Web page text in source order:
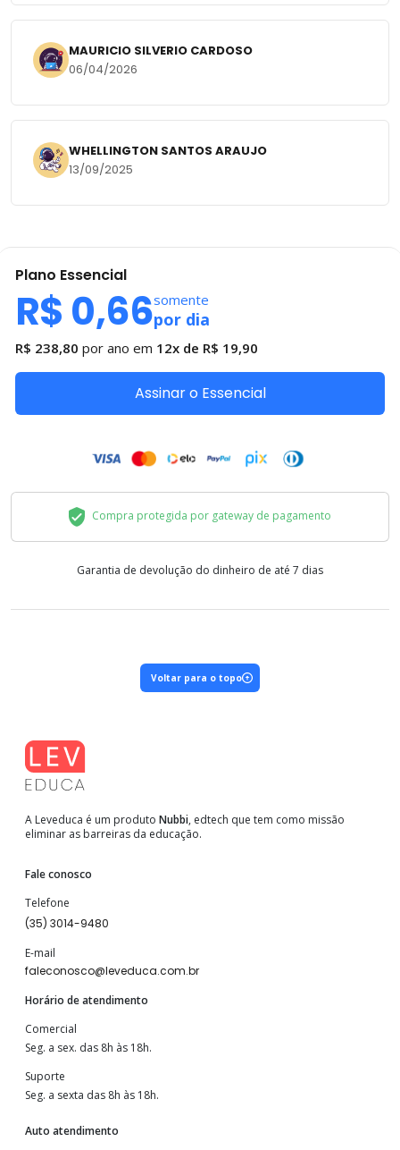
MAURICIO SILVERIO CARDOSO
06/04/2026
WHELLINGTON SANTOS ARAUJO
13/09/2025
Plano Essencial
R$ 0,66somente
por dia
R$ 238,80 por ano em 12x de R$ 19,90
Assinar o Essencial
Compra protegida por gateway de pagamento
Garantia de devolução do dinheiro de até 7 dias
Voltar para o topo
A Leveduca é um produto Nubbi, edtech que tem como missão
eliminar as barreiras da educação.
Fale conosco
Telefone
(35) 3014-9480
E-mail
faleconosco@leveduca.com.br
Horário de atendimento
Comercial
Seg. a sex. das 8h às 18h.
Suporte
Seg. a sexta das 8h às 18h.
Auto atendimento